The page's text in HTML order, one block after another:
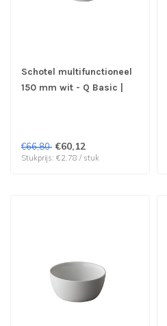
Schotel multifunctioneel
150 mm wit - Q Basic |
€66,80 €60,12
Stukprijs: €2,78 / stuk